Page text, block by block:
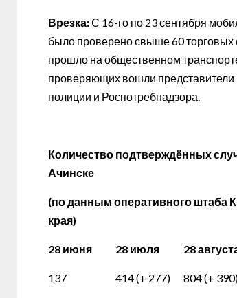
Врезка:С 16-го по 23 сентября
было проверено свыше 60 торговых
прошло на общественном
проверяющих вошли представители
полиции и Роспотребнадзора.
Количество подтверждённых
Ачинске
(по данным оперативного штаба
края)
28 июня 28 июля 28
137 414 (+ 277) 804 (+